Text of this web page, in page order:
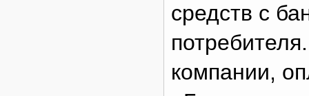
средств с
компании,